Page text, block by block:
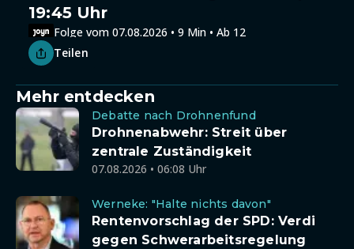
19:45 Uhr
Folge vom 07.08.2026 • 9 Min • Ab 12
Teilen
Mehr entdecken
Debatte nach Drohnenfund
Drohnenabwehr: Streit über
zentrale Zuständigkeit
07.08.2026 • 06:08 Uhr
Werneke: "Halte nichts davon"
Rentenvorschlag der SPD: Verdi
gegen Schwerarbeitsregelung